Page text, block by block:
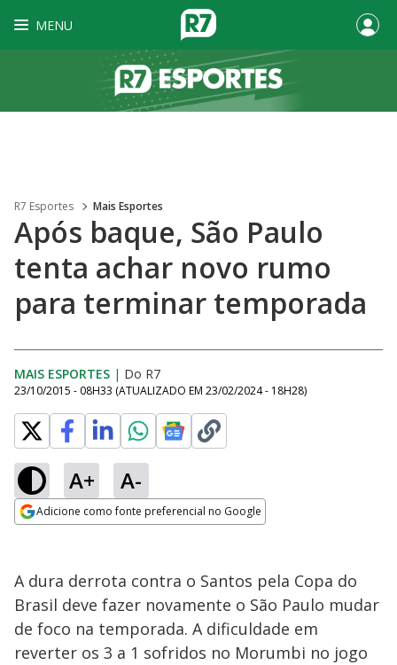
MENU
R7 Esportes Mais Esportes
Após baque, São Paulo
tenta achar novo rumo
para terminar temporada
MAIS ESPORTES | Do R7
23/10/2015 - 08H33 (ATUALIZADO EM 23/02/2024 - 18H28)
A+ A-
Adicione como fonte preferencial no Google
A dura derrota contra o Santos pela Copa do
Brasil deve fazer novamente o São Paulo mudar
de foco na temporada. A dificuldade em
reverter os 3 a 1 sofridos no Morumbi no jogo